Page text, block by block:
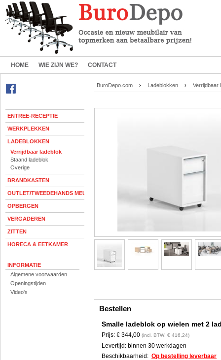
HOME WIE ZIJN WE? CONTACT
ENTREE-RECEPTIE
WERKPLEKKEN
LADEBLOKKEN
Verrijdbaar ladeblok
Staand ladeblok
Overige
BRANDKASTEN
OUTLET/TWEEDEHANDS MEUBELEN
OPBERGEN
VERGADEREN
ZITTEN
HORECA & EETKAMER
INFORMATIE
Algemene voorwaarden
Openingstijden
Video's
BuroDepo.com › Ladeblokken › Verrijdbaar
Bestellen
Smalle ladeblok op wielen met 2
Prijs: € 344,00 (incl. BTW: € 416,24)
Levertijd: binnen 30 werkdagen
Beschikbaarheid: Op bestelling leverbaar